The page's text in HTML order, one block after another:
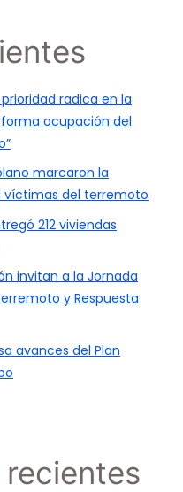
radica en la
ocupación del
marcaron la
víctimas del terremoto
212 viviendas
invitan a la Jornada
y Respuesta
avances del Plan